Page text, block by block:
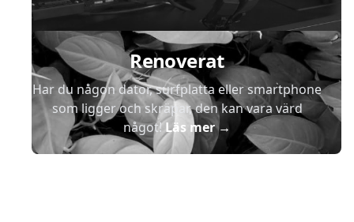
Renoverat
Har du någon dator, surfplatta eller smartphone
som ligger och skräpar, den kan vara värd
något!Läs mer→